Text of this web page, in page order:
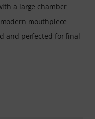
a large chamber
mouthpiece
and perfected for final